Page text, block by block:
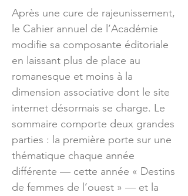
Après une cure de rajeunissement,
le Cahier annuel de l’Académie
modifie sa composante éditoriale
en laissant plus de place au
romanesque et moins à la
dimension associative dont le site
internet désormais se charge. Le
sommaire comporte deux grandes
parties : la première porte sur une
thématique chaque année
différente — cette année « Destins
de femmes de l’ouest » — et la